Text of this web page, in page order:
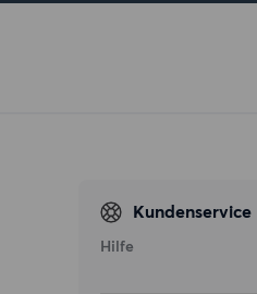
Kundenservice
Hilfe